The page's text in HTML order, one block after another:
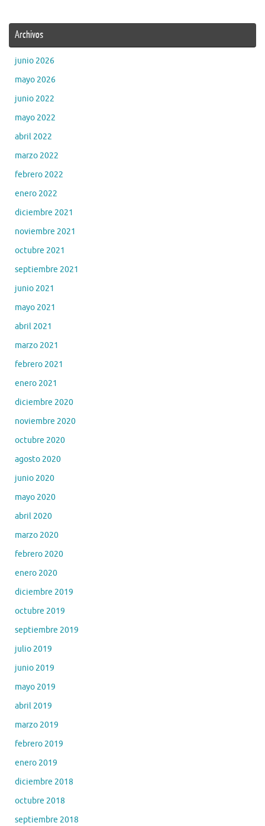
Archivos
junio 2026
mayo 2026
junio 2022
mayo 2022
abril 2022
marzo 2022
febrero 2022
enero 2022
diciembre 2021
noviembre 2021
octubre 2021
septiembre 2021
junio 2021
mayo 2021
abril 2021
marzo 2021
febrero 2021
enero 2021
diciembre 2020
noviembre 2020
octubre 2020
agosto 2020
junio 2020
mayo 2020
abril 2020
marzo 2020
febrero 2020
enero 2020
diciembre 2019
octubre 2019
septiembre 2019
julio 2019
junio 2019
mayo 2019
abril 2019
marzo 2019
febrero 2019
enero 2019
diciembre 2018
octubre 2018
septiembre 2018